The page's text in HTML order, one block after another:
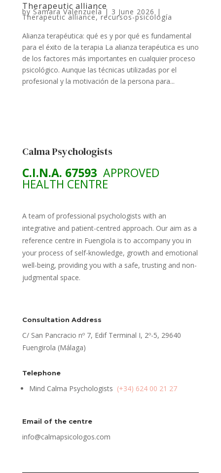
Therapeutic alliance
bySamara Valenzuela| 3 June 2026 |
Therapeutic alliance,recursos-psicología
Alianza terapéutica: qué es y por qué es fundamental
para el éxito de la terapia La alianza terapéutica es uno
de los factores más importantes en cualquier proceso
psicológico. Aunque las técnicas utilizadas por el
profesional y la motivación de la persona para...
Calma Psychologists
C.I.N.A. 67593 APPROVED
HEALTH CENTRE
A team of professional psychologists with an
integrative and patient-centred approach. Our aim as a
reference centre in Fuengiola is to accompany you in
your process of self-knowledge, growth and emotional
well-being, providing you with a safe, trusting and non-
judgmental space.
Consultation Address
C/ San Pancracio nº 7, Edif Terminal I, 2º-5, 29640
Fuengirola (Málaga)
Telephone
Mind Calma Psychologists (+34) 624 00 21 27
Email of the centre
info@calmapsicologos.com